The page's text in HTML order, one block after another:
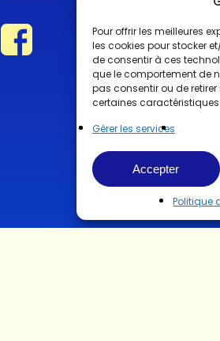
Pour offrir les meilleures
les cookies pour stocker
de consentir à ces
que le comportement de
pas consentir ou de
certaines
Gérer les services
Accepter
Politique